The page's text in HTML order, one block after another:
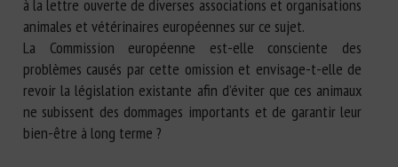
à la lettre ouverte de diverses associations et organisations
animales et vétérinaires européennes sur ce sujet.
La Commission européenne est-elle consciente des
problèmes causés par cette omission et envisage-t-elle de
revoir la législation existante afin d’éviter que ces animaux
ne subissent des dommages importants et de garantir leur
bien-être à long terme ?